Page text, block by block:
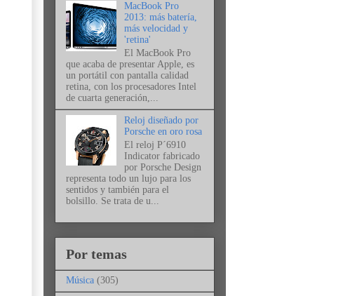
MacBook Pro
2013: más batería,
más velocidad y
'retina'
El MacBook Pro
que acaba de presentar Apple, es
un portátil con pantalla calidad
retina, con los procesadores Intel
de cuarta generación,...
Reloj diseñado por
Porsche en oro rosa
El reloj P´6910
Indicator fabricado
por Porsche Design
representa todo un lujo para los
sentidos y también para el
bolsillo. Se trata de u...
Por temas
Música (305)